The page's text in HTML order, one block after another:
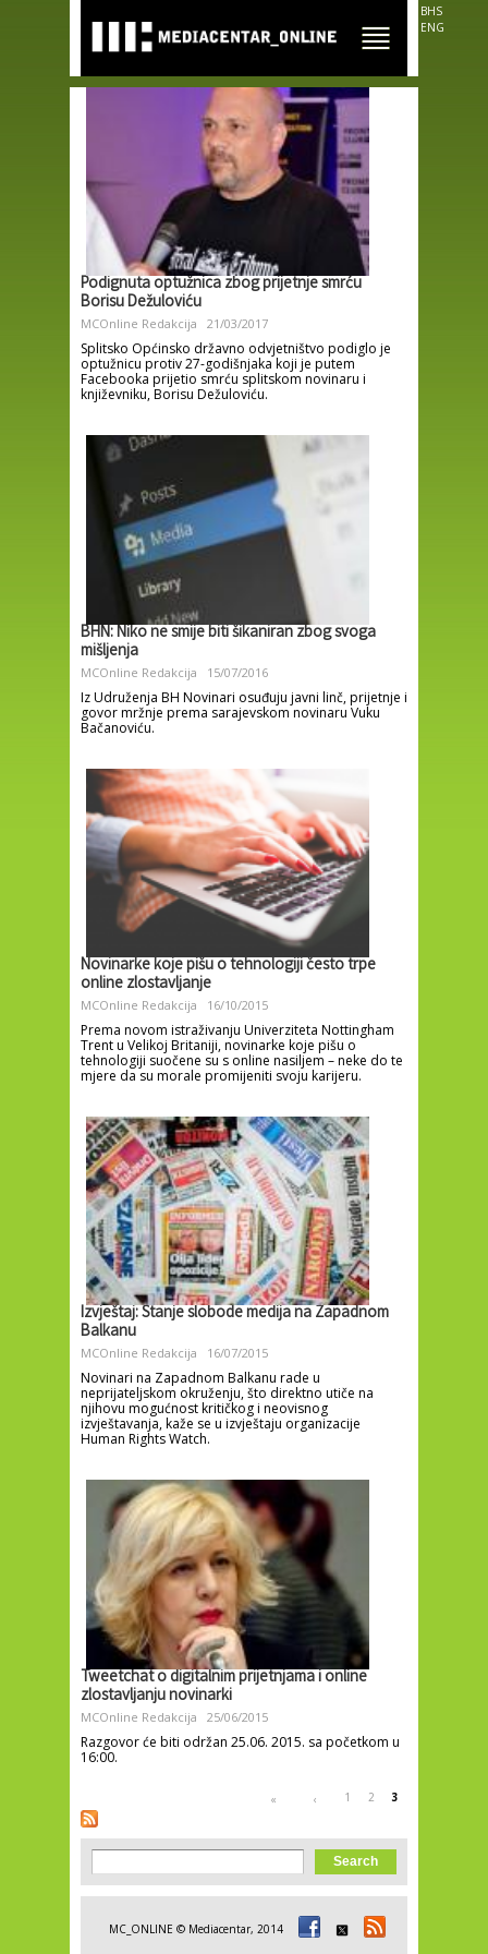
main
content
BHS
ENG
Podignuta optužnica zbog prijetnje smrću
Borisu Dežuloviću
MCOnline Redakcija 21/03/2017
Splitsko Općinsko državno odvjetništvo podiglo je
optužnicu protiv 27-godišnjaka koji je putem
Facebooka prijetio smrću splitskom novinaru i
književniku, Borisu Dežuloviću.
BHN: Niko ne smije biti šikaniran zbog svoga
mišljenja
MCOnline Redakcija 15/07/2016
Iz Udruženja BH Novinari osuđuju javni linč, prijetnje i
govor mržnje prema sarajevskom novinaru Vuku
Bačanoviću.
Novinarke koje pišu o tehnologiji često trpe
online zlostavljanje
MCOnline Redakcija 16/10/2015
Prema novom istraživanju Univerziteta Nottingham
Trent u Velikoj Britaniji, novinarke koje pišu o
tehnologiji suočene su s online nasiljem – neke do te
mjere da su morale promijeniti svoju karijeru.
Izvještaj: Stanje slobode medija na Zapadnom
Balkanu
MCOnline Redakcija 16/07/2015
Novinari na Zapadnom Balkanu rade u
neprijateljskom okruženju, što direktno utiče na
njihovu mogućnost kritičkog i neovisnog
izvještavanja, kaže se u izvještaju organizacije
Human Rights Watch.
Tweetchat o digitalnim prijetnjama i online
zlostavljanju novinarki
MCOnline Redakcija 25/06/2015
Razgovor će biti održan 25.06. 2015. sa početkom u
16:00.
Pages « ‹ 1 2 3
Search form
Search
MC_ONLINE © Mediacentar, 2014